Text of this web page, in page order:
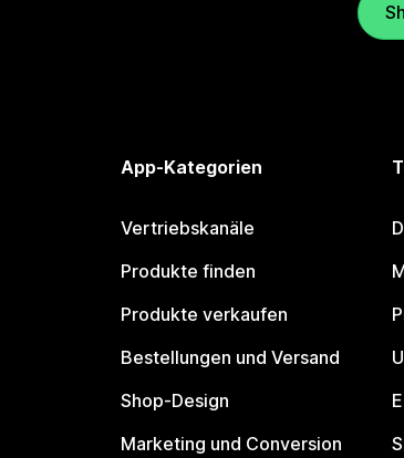
App-Kategorien
Vertriebskanäle
Produkte finden
Produkte verkaufen
Bestellungen und Versand
Shop-Design
Marketing und Conversion